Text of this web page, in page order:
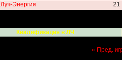
Луч-Энергия 21
Квалификация в ЛЧ
« Пред.